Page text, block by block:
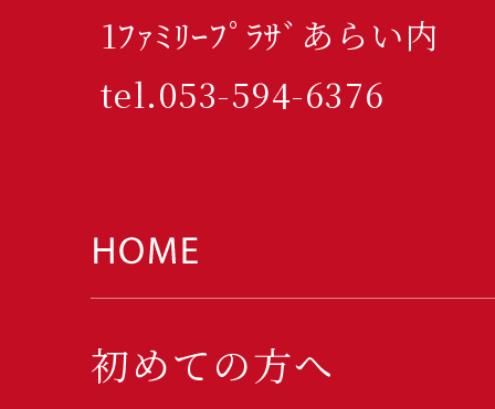
1ﾌｧﾐﾘｰﾌﾟﾗｻﾞあらい内
tel.053-594-6376
初めての方へ